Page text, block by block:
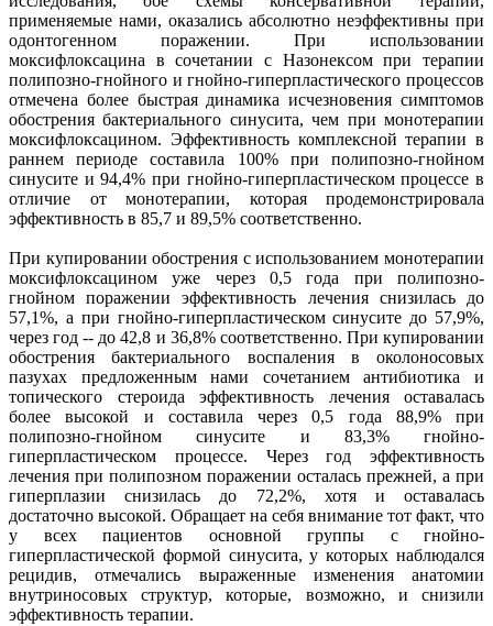
применяемые нами, оказались абсолютно неэффективны при
одонтогенном поражении. При использовании
моксифлоксацина в сочетании с Назонексом при терапии
полипозно-гнойного и гнойно-гиперпластического процессов
отмечена более быстрая динамика исчезновения симптомов
обострения бактериального синусита, чем при монотерапии
моксифлоксацином. Эффективность комплексной терапии в
раннем периоде составила 100% при полипозно-гнойном
синусите и 94,4% при гнойно-гиперпластическом процессе в
отличие от монотерапии, которая продемонстрировала
эффективность в 85,7 и 89,5% соответственно.
При купировании обострения с использованием монотерапии
моксифлоксацином уже через 0,5 года при полипозно-
гнойном поражении эффективность лечения снизилась до
57,1%, а при гнойно-гиперпластическом синусите до 57,9%,
через год -- до 42,8 и 36,8% соответственно. При купировании
обострения бактериального воспаления в околоносовых
пазухах предложенным нами сочетанием антибиотика и
топического стероида эффективность лечения оставалась
более высокой и составила через 0,5 года 88,9% при
полипозно-гнойном синусите и 83,3% гнойно-
гиперпластическом процессе. Через год эффективность
лечения при полипозном поражении осталась прежней, а при
гиперплазии снизилась до 72,2%, хотя и оставалась
достаточно высокой. Обращает на себя внимание тот факт, что
у всех пациентов основной группы с гнойно-
гиперпластической формой синусита, у которых наблюдался
рецидив, отмечались выраженные изменения анатомии
внутриносовых структур, которые, возможно, и снизили
эффективность терапии.